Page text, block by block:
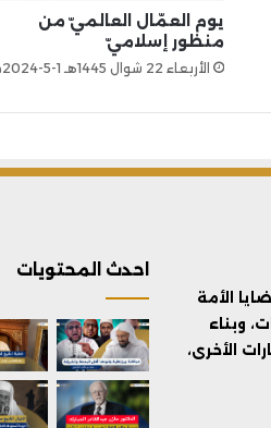
يوم العمّال العالميّ من
منظور إسلاميّ
الأربعاء 22 شوال 1445هـ 1-5-2024م
الأمة
وبناء
الأخرى،
احدث المحتويات